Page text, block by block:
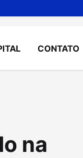
CONTATO
na